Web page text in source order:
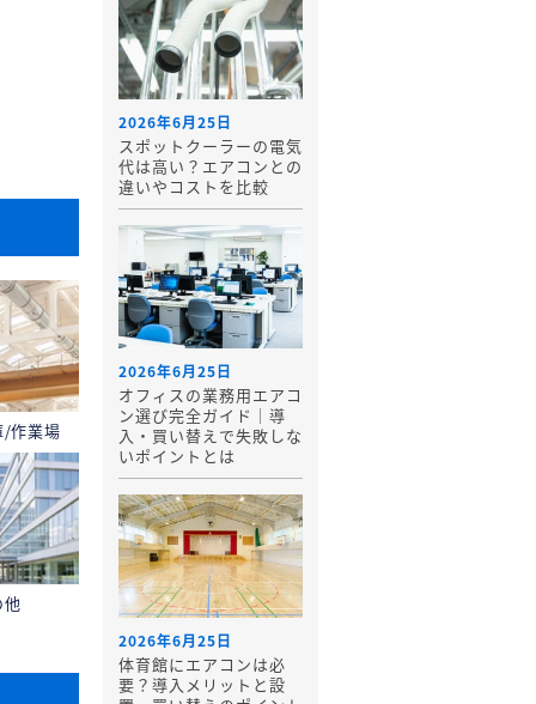
/作業場
2026年6月25日
スポットクーラーの電気
代は高い？エアコンとの
違いやコストを比較
2026年6月25日
オフィスの業務用エアコ
ン選び完全ガイド｜導
入・買い替えで失敗しな
いポイントとは
2026年6月25日
体育館にエアコンは必
要？導入メリットと設